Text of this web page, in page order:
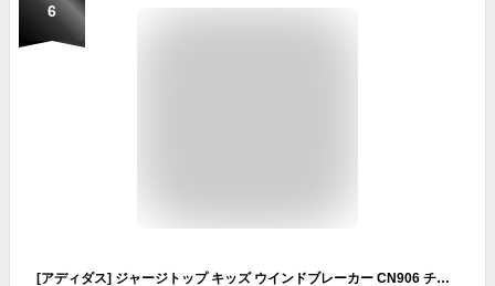
6
[アディダス] ジャージトップ キッズ ウインドブレーカー CN906 チームロイヤルブルー/ホワイト/レジェンドインク(HM7129) J130